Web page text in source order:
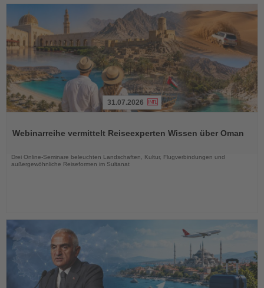
die
31.07.2026
Webinarreihe vermittelt Reiseexperten Wissen über Oman
Drei Online-Seminare beleuchten Landschaften, Kultur, Flugverbindungen und
außergewöhnliche Reiseformen im Sultanat